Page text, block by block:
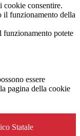
cookie consentire.
il funzionamento della
funzionamento potete
essere
pagina della cookie
Statale